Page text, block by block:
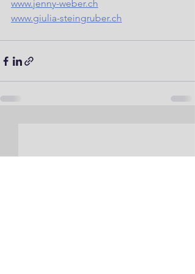
www.jenny-weber.ch
www.giulia-steingruber.ch